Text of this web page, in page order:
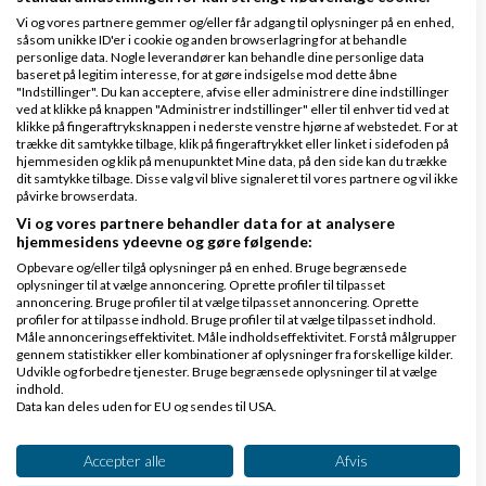
Martin BengaardSkrevet11-07-2005kl. 15:35
Hej Lise,
Det er altid et godt spørgsmål... Jeg arbejder til
dagligt med at markedsføre små lokale butikker
(kiosker og købmænd... lad os bare kalde det en l....-
Vi og vores partnere gemmer og/eller får adgang til oplysninger på en enhed,
såsom unikke ID'er i cookie og anden browserlagring for at behandle
personlige data. Nogle leverandører kan behandle dine personlige data
baseret på legitim interesse, for at gøre indsigelse mod dette åbne
"Indstillinger". Du kan acceptere, afvise eller administrere dine indstillinger
ved at klikke på knappen "Administrer indstillinger" eller til enhver tid ved at
klikke på fingeraftryksknappen i nederste venstre hjørne af webstedet. For at
trække dit samtykke tilbage, klik på fingeraftrykket eller linket i sidefoden på
hjemmesiden og klik på menupunktet Mine data, på den side kan du trække
dit samtykke tilbage. Disse valg vil blive signaleret til vores partnere og vil ikke
påvirke browserdata.
Vi og vores partnere behandler data for at analysere
hjemmesidens ydeevne og gøre følgende:
Opbevare og/eller tilgå oplysninger på en enhed. Bruge begrænsede
oplysninger til at vælge annoncering. Oprette profiler til tilpasset
annoncering. Bruge profiler til at vælge tilpasset annoncering. Oprette
profiler for at tilpasse indhold. Bruge profiler til at vælge tilpasset indhold.
Måle annonceringseffektivitet. Måle indholdseffektivitet. Forstå målgrupper
gennem statistikker eller kombinationer af oplysninger fra forskellige kilder.
Udvikle og forbedre tjenester. Bruge begrænsede oplysninger til at vælge
indhold.
Data kan deles uden for EU og sendes til USA.
Se partnerliste (2 IAB-leverandører)
Accepter alle Afvis